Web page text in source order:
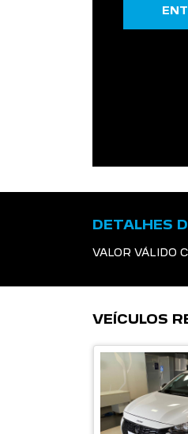
DETALHES
VALOR VÁLIDO
VEÍCULOS